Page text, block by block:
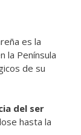
es la
la Península
de su
del ser
hasta la